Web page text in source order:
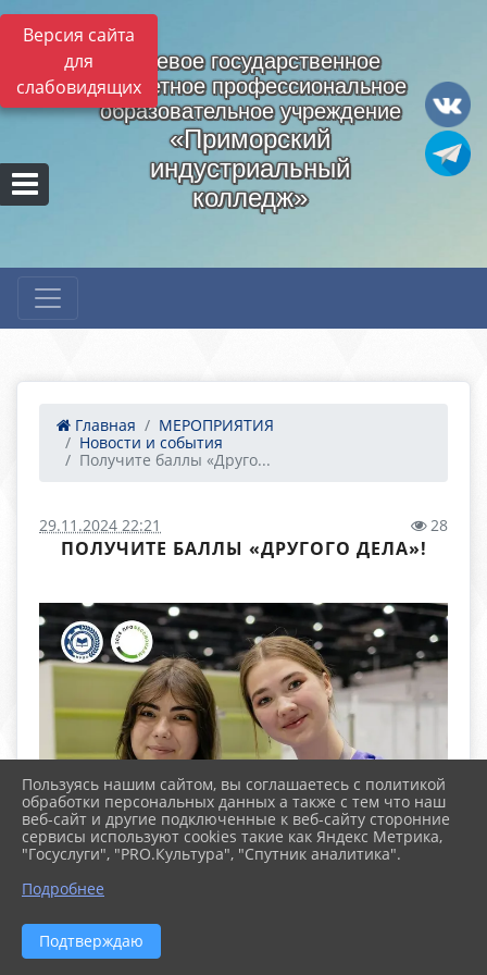
Версия сайта
для
слабовидящих
Краевое государственное
бюджетное профессиональное
образовательное учреждение
«Приморский
индустриальный
колледж»
Главная
МЕРОПРИЯТИЯ
Новости и события
Получите баллы «Друго...
29.11.2024 22:21 28
ПОЛУЧИТЕ БАЛЛЫ «ДРУГОГО ДЕЛА»!
Пользуясь нашим сайтом, вы соглашаетесь с политикой
обработки персональных данных а также с тем что наш
веб-сайт и другие подключенные к веб-сайту сторонние
сервисы используют cookies такие как Яндекс Метрика,
"Госуслуги", "PRO.Культура", "Спутник аналитика".
Подробнее
Подтверждаю